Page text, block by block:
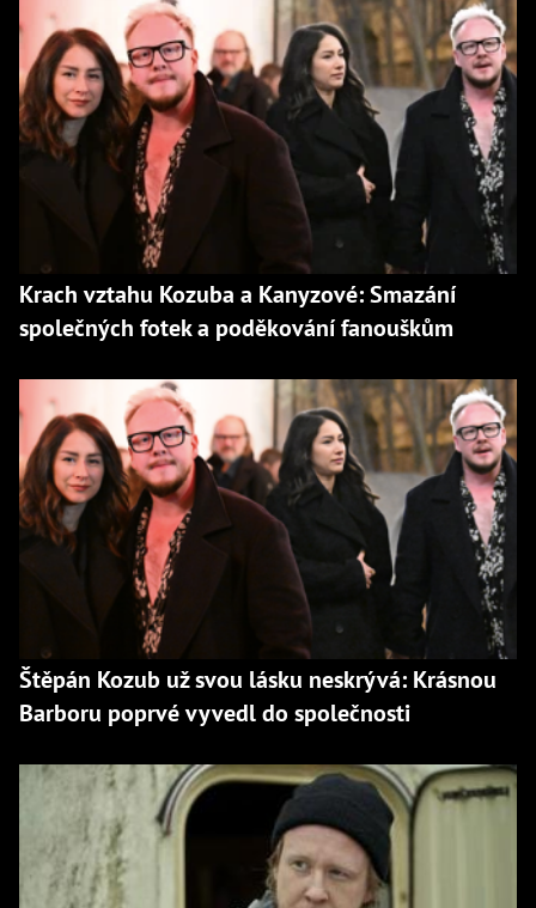
Krach vztahu Kozuba a Kanyzové: Smazání
společných fotek a poděkování fanouškům
Štěpán Kozub už svou lásku neskrývá: Krásnou
Barboru poprvé vyvedl do společnosti